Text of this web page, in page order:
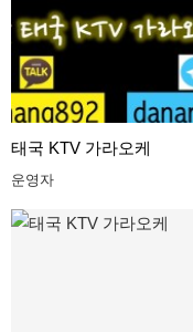
태국 KTV 가라오케
운영자